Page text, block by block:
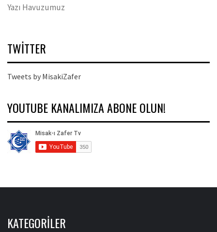
Yazı Havuzumuz
TWITTER
Tweets by MisakiZafer
YOUTUBE KANALIMIZA ABONE OLUN!
KATEGORILER